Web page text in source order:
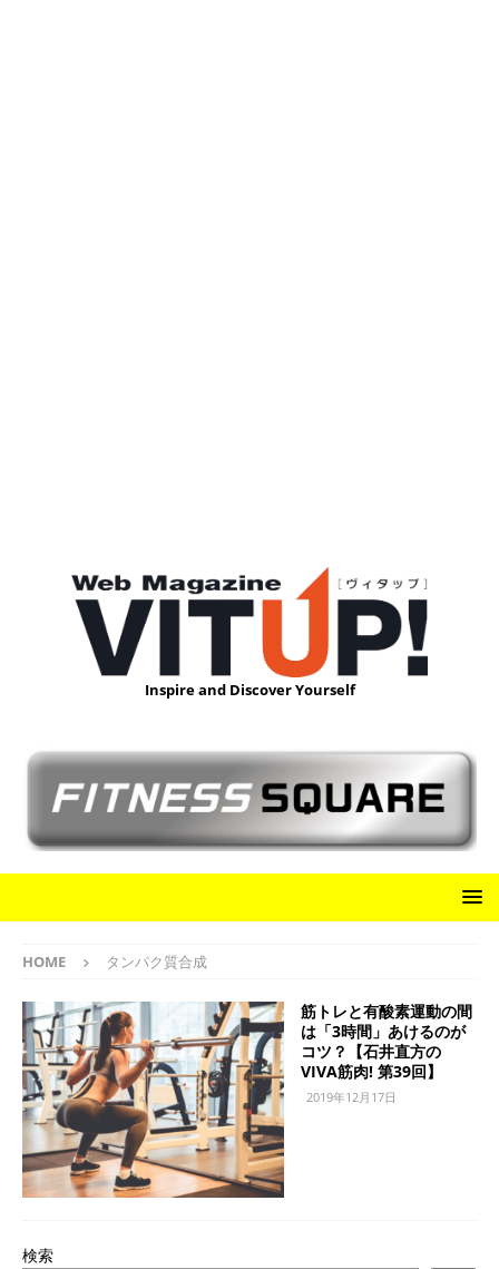
Inspire and Discover Yourself
HOME タンパク質合成
筋トレと有酸素運動の間
は「3時間」あけるのが
コツ？【石井直方の
VIVA筋肉! 第39回】
2019年12月17日
検索